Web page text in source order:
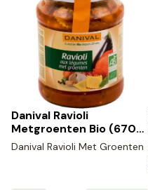
Danival Ravioli
Metgroenten Bio (670
gr)
Danival Ravioli Met Groenten